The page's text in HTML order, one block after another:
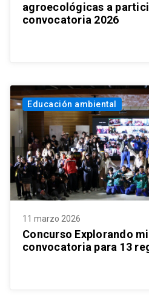
agroecológicas a
convocatoria 2026
Educación ambiental
11 marzo 2026
Concurso Explorando
convocatoria para 13